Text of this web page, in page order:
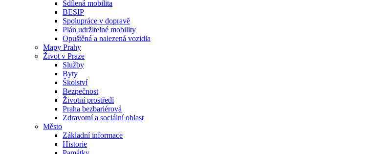
Sdílená mobilita
BESIP
Spolupráce v dopravě
Plán udržitelné mobility
Opuštěná a nalezená vozidla
Mapy Prahy
Život v Praze
Služby
Byty
Školství
Bezpečnost
Životní prostředí
Praha bezbariérová
Zdravotní a sociální oblast
Město
Základní informace
Historie